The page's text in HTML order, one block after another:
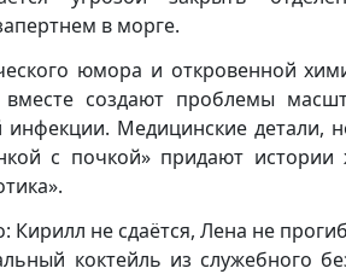
в морге.
юмора и откровенной
создают проблемы
Медицинские детали,
с почкой» придают истории
Кирилл не сдаётся, Лена не
коктейль из служебного